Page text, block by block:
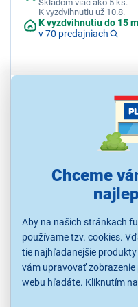
Chceme
Aby na našich stránkach
používame tzv. cookies.
tie najhľadanejšie
vám upravovať
webu hľadáte. Kliknutím
Skladom viac ako 5 ks.
K vyzdvihnutiu už 10.8.
K vyzdvihnutiu do 15
v 70 predajniach
4,0 1x
Sencor SHD 8200GD
3 úrovne nastavenia teploty,
True Ionic, závesné očko,